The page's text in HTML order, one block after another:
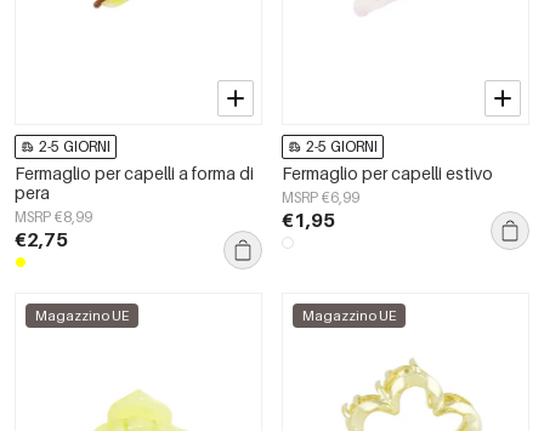
2-5 GIORNI
Fermaglio per capelli a forma di
pera
MSRP €8,99
€2,75
2-5 GIORNI
Fermaglio per capelli estivo
MSRP €6,99
€1,95
Magazzino UE Magazzino UE